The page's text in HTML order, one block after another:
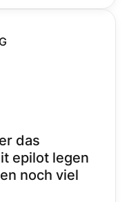
das
epilot legen
noch viel